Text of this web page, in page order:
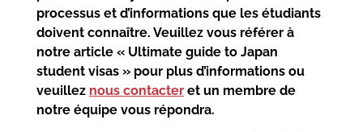
processus et d’informations que les étudiants
doivent connaître. Veuillez vous référer à
notre article « Ultimate guide to Japan
student visas » pour plus d’informations ou
veuillez nous contacteret un membre de
notre équipe vous répondra.